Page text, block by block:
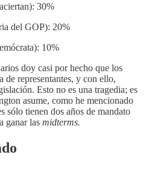
30%
del GOP): 20%
10%
doy casi por hecho que los
de representantes, y con ello,
Esto no es una tragedia; es
asume, como he mencionado
sólo tienen dos años de mandato
ganar las midterms.